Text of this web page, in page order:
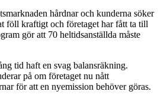
hårdnar och kunderna söker
föll kraftigt och företaget har fått ta till
gör att 70 heltidsanställda måste
tid haft en svag balansräkning.
på om företaget nu nått
för att en nyemission behöver göras.